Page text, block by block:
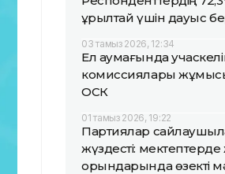
Құрылтай үшін дауыс
03 тамыз 2026, 12:34
Ел аумағында
комиссиялары
ОСК
01 тамыз 2026, 19:22
Партиялар
жүздесті: мектептерде
орындарында өзекті